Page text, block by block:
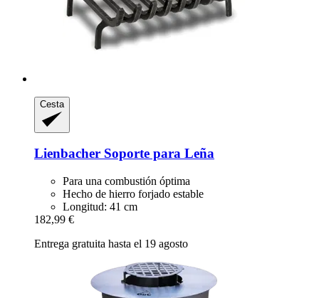
Cesta
Lienbacher Soporte para Leña
Para una combustión óptima
Hecho de hierro forjado estable
Longitud: 41 cm
182,99 €
Entrega gratuita hasta el 19 agosto